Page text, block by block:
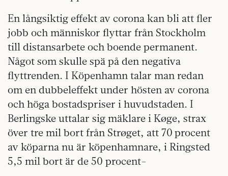
En långsiktig effekt av corona kan bli att fler
jobb och människor flyttar från Stockholm
till distansarbete och boende permanent.
Något som skulle spä på den negativa
flyttrenden. I Köpenhamn talar man redan
om en dubbeleffekt under hösten av corona
och höga bostadspriser i huvudstaden. I
Berlingske uttalar sig mäklare i Køge, strax
över tre mil bort från Strøget, att 70 procent
av köparna nu är köpenhamnare, i Ringsted
5,5 mil bort är de 50 procent-